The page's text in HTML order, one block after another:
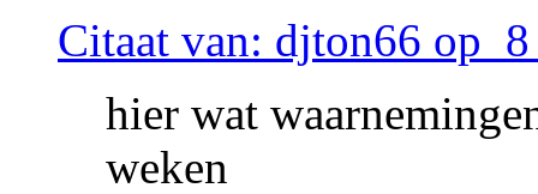
Citaat van: djton66 op
hier wat
weken